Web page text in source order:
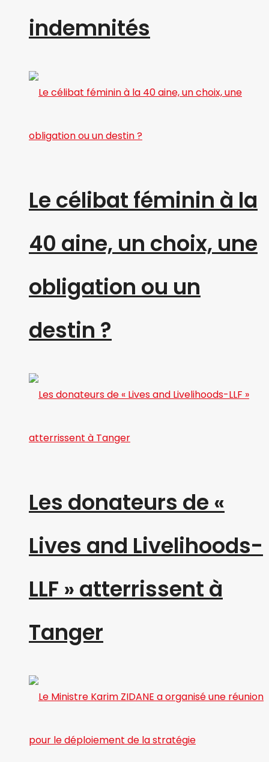
indemnités
Le célibat féminin à la
40 aine, un choix, une
obligation ou un
destin ?
Les donateurs de «
Lives and Livelihoods-
LLF » atterrissent à
Tanger